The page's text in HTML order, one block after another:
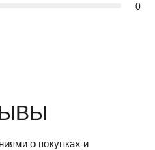
0
о покупках и